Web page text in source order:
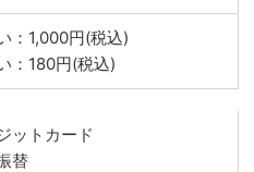
：1,000円(税込)
：180円(税込)
ットカード
替